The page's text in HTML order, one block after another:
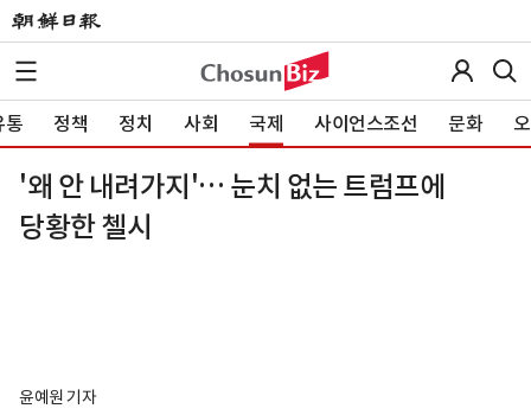
통 정책 정치 사회 국제 사이언스조선 문화
'왜 안 내려가지'… 눈치 없는 트럼프에
당황한 첼시
윤예원 기자